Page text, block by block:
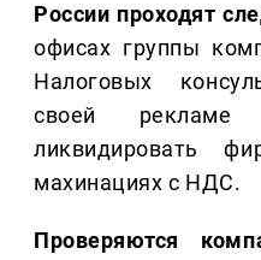
России проходят
офисах группы
Налоговых
своей рекламе
ликвидировать
махинациях с НДС.
Проверяются